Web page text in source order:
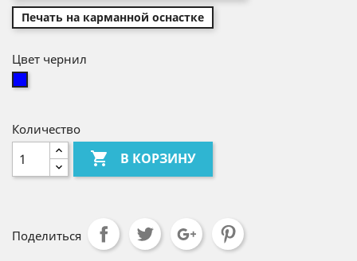
Печать на карманной оснастке
Цвет чернил
Количество
 В КОРЗИНУ
Поделиться